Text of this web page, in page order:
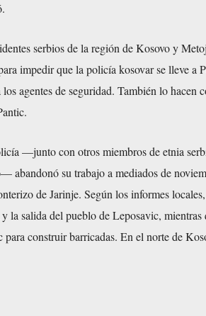
serbios de la región de Kosovo y
impedir que la policía kosovar se lleve a
los agentes de seguridad. También lo
—junto con otros miembros de etnia
abandonó su trabajo a mediados de
de Jarinje. Según los informes
la salida del pueblo de Leposavic,
para construir barricadas. En el norte de